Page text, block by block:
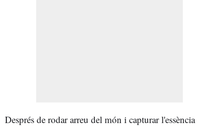
Després de rodar arreu del món i capturar l'essència